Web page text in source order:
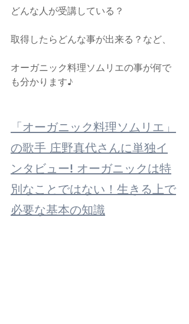
どんな人が受講している？
取得したらどんな事が出来る？など、
オーガニック料理ソムリエの事が何で
も分かります♪
「オーガニック料理ソムリエ」
の歌手 庄野真代さんに単独イ
ンタビュー! オーガニックは特
別なことではない！生きる上で
必要な基本の知識